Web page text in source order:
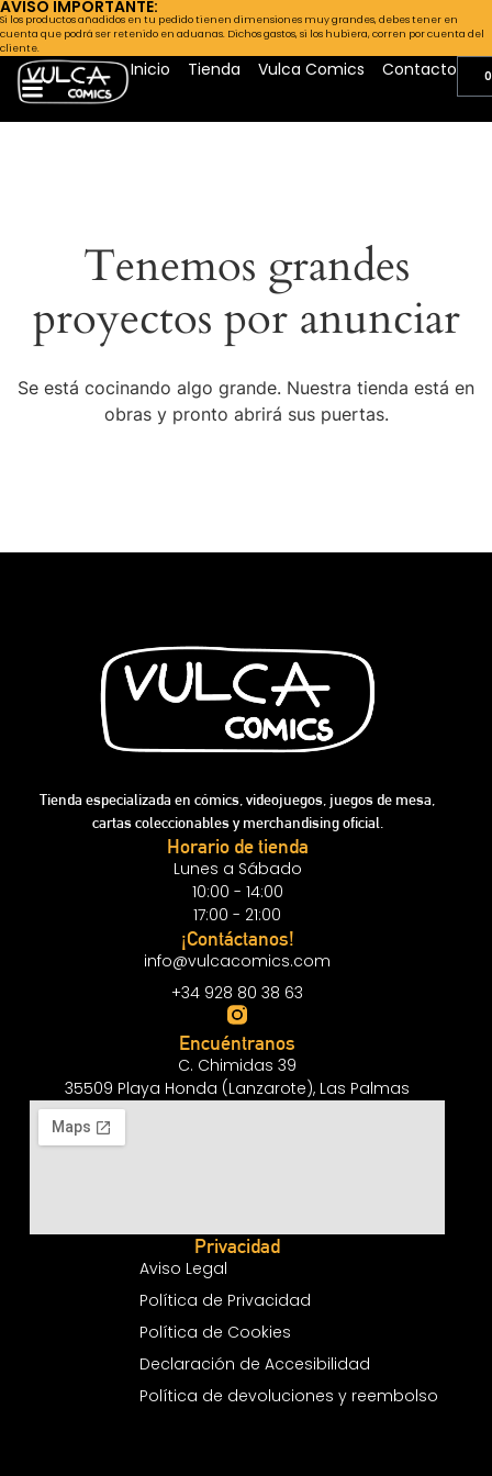
AVISO IMPORTANTE:
Si los productos añadidos en tu pedido tienen dimensiones muy grandes, debes tener en
cuenta que podrá ser retenido en aduanas. Dichos gastos, si los hubiera, corren por cuenta del
cliente.
Inicio Tienda Vulca Comics Contacto
Tenemos grandes
proyectos por anunciar
Se está cocinando algo grande. Nuestra tienda está en
obras y pronto abrirá sus puertas.
Tienda especializada en cómics, videojuegos, juegos de mesa,
cartas coleccionables y merchandising oficial.
Horario de tienda
Lunes a Sábado
10:00 - 14:00
17:00 - 21:00
¡Contáctanos!
info@vulcacomics.com
+34 928 80 38 63
Encuéntranos
C. Chimidas 39
35509 Playa Honda (Lanzarote), Las Palmas
Privacidad
Aviso Legal
Política de Privacidad
Política de Cookies
Declaración de Accesibilidad
Política de devoluciones y reembolso